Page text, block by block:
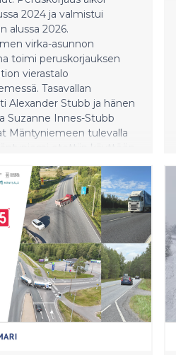
2024 ja valmistui
alussa 2026.
virka-asunnon
toimi peruskorjauksen
vierastalo
Tasavallan
Alexander Stubb ja hänen
Suzanne Innes-Stubb
Mäntyniemeen tulevalla
otettiin käyttöön
suunnittelivat
Raili ja Reima Pietilä.
rakennukset ja
on suojeltu vuonna
asemakaavalla.
saavutetut
Mäntyniemi suunniteltiin
jossa
piha-alue, sisustus,
taideteokset
tarkkaan harkitun
Peruskorjaus tehtiin